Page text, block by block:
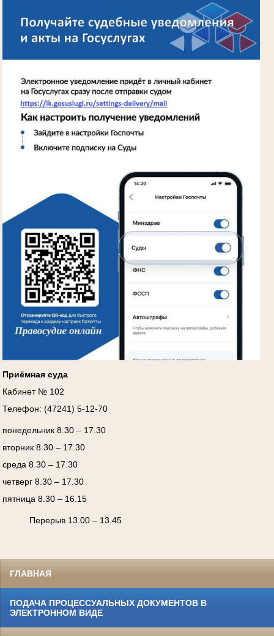
Приёмная суда
Кабинет № 102
Телефон: (47241) 5-12-70
понедельник 8.30 – 17.30
вторник 8.30 – 17.30
среда 8.30 – 17.30
четверг 8.30 – 17.30
пятница 8.30 – 16.15
Перерыв 13.00 – 13.45
ГЛАВНАЯ
ПОДАЧА ПРОЦЕССУАЛЬНЫХ ДОКУМЕНТОВ В
ЭЛЕКТРОННОМ ВИДЕ